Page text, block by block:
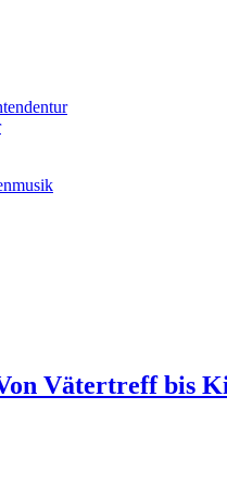
Vätertreff bis